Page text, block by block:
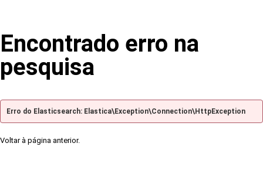
Encontrado erro na
pesquisa
Erro do Elasticsearch: Elastica\Exception\Connection\HttpException
Voltar à página anterior.